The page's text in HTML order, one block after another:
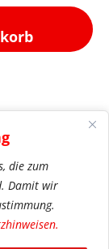
die zum
Damit wir